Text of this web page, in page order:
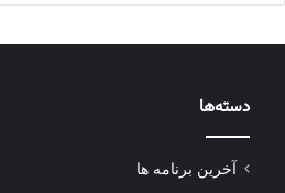
دسته‌ها
آخرین برنامه ها